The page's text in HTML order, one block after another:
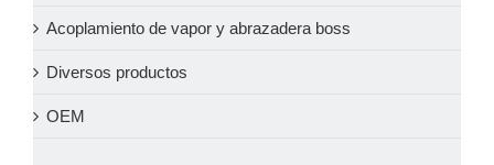
Acoplamiento de vapor y abrazadera boss
Diversos productos
OEM